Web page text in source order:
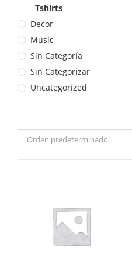
Tshirts
Decor
Music
Sin Categoría
Sin Categorizar
Uncategorized
Orden predeterminado